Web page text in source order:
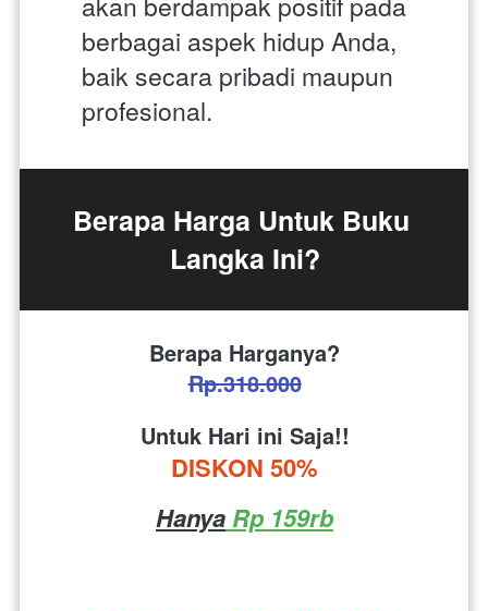
berbagai aspek hidup Anda,
baik secara pribadi maupun
profesional.
Berapa Harga Untuk Buku
Langka Ini?
Berapa Harganya?
Rp.318.000
Untuk Hari ini Saja!!
DISKON 50%
Hanya Rp 159rb